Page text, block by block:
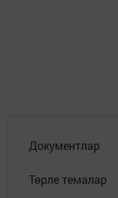
Документлар
Төрле темалар